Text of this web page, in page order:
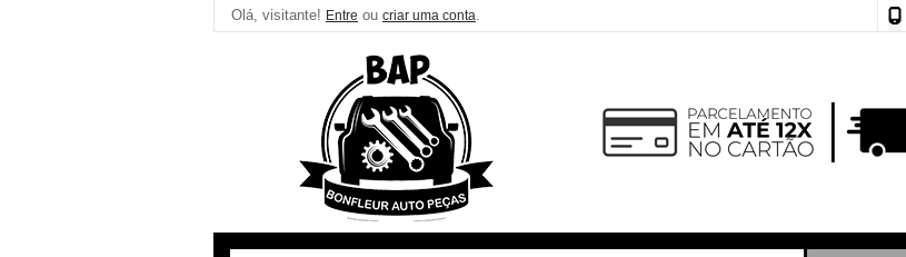
Olá, visitante! Entre ou criar uma conta.